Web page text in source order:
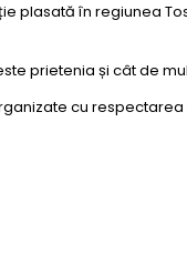
plasată în regiunea
prietenia și cât de
cu